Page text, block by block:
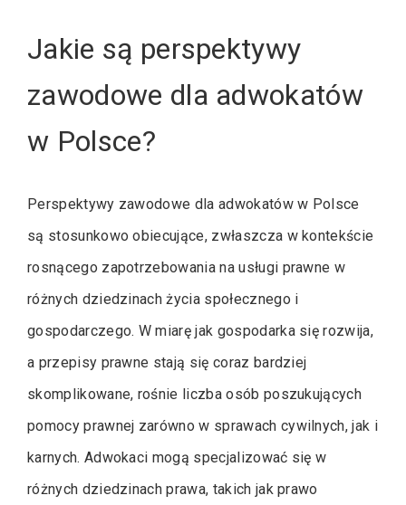
Jakie są perspektywy
zawodowe dla adwokatów
w Polsce?
Perspektywy zawodowe dla adwokatów w Polsce
są stosunkowo obiecujące, zwłaszcza w kontekście
rosnącego zapotrzebowania na usługi prawne w
różnych dziedzinach życia społecznego i
gospodarczego. W miarę jak gospodarka się rozwija,
a przepisy prawne stają się coraz bardziej
skomplikowane, rośnie liczba osób poszukujących
pomocy prawnej zarówno w sprawach cywilnych, jak i
karnych. Adwokaci mogą specjalizować się w
różnych dziedzinach prawa, takich jak prawo